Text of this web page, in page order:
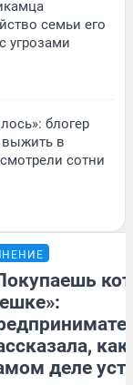
семьи его
угрозами
блогер
выжить в
сотни
как
деле